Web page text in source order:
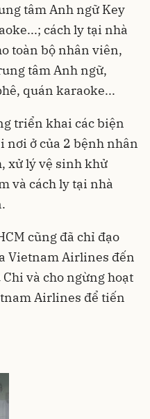
tâm Anh ngữ Key
cách ly tại nhà
toàn bộ nhân viên,
tâm Anh ngữ,
quán karaoke...
triển khai các biện
nơi ở của 2 bệnh nhân
xử lý vệ sinh khử
và cách ly tại nhà
cũng đã chỉ đạo
Vietnam Airlines đến
và cho ngừng hoạt
Airlines để tiến